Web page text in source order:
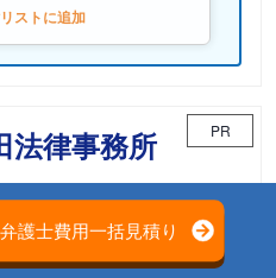
ストに追加
法律事務所 PR
ム」が担当